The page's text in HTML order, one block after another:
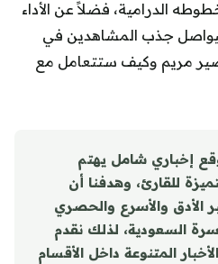
الدرامية، فضلاً عن الأداء
سيواصل جذب المشاهدين في
مريم وكيف ستتعامل مع
إخباري شامل يهتم
للقارئ، وهدفنا أن
الأدق والأسرع والحصري
السعودية، لذلك نقدم
المتنوعة داخل الأقسام